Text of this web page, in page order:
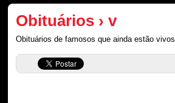
Obituários › v
Obituários de famosos que ainda estão vivos.